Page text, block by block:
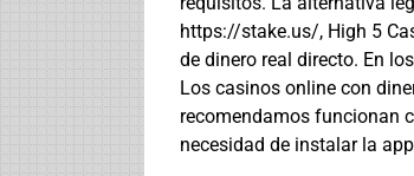
https://stake.us/, High 5
de dinero real directo. En
Los casinos online con
recomendamos funcionan
necesidad de instalar la